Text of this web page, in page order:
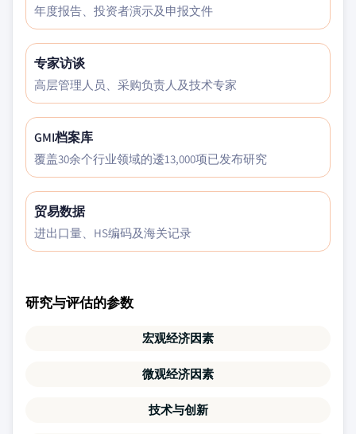
年度报告、投资者演示及申报文件
专家访谈
高层管理人员、采购负责人及技术专家
GMI档案库
覆盖30余个行业领域的逶13,000项已发布研究
贸易数据
进出口量、HS编码及海关记录
研究与评估的参数
宏观经济因素
微观经济因素
技术与创新